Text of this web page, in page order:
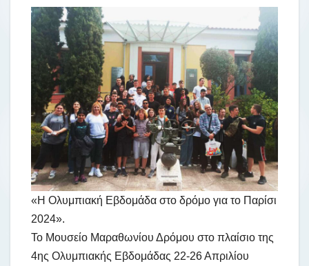
«Η Ολυμπιακή Εβδομάδα στο δρόμο για το Παρίσι
2024».
Το Μουσείο Μαραθωνίου Δρόμου στο πλαίσιο της
4ης Ολυμπιακής Εβδομάδας 22-26 Απριλίου